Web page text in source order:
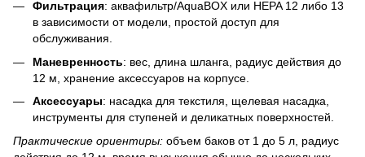
Фильтрация: аквафильтр/AquaBOX или HEPA 12 либо 13
в зависимости от модели, простой доступ для
обслуживания.
Маневренность: вес, длина шланга, радиус действия до
12 м, хранение аксессуаров на корпусе.
Аксессуары: насадка для текстиля, щелевая насадка,
инструменты для ступеней и деликатных поверхностей.
Практические ориентиры: объем баков от 1 до 5 л, радиус